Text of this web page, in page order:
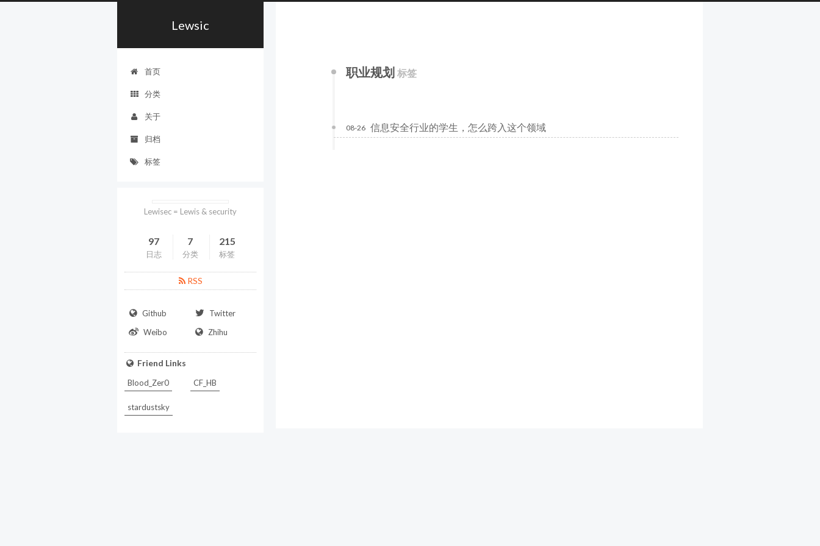
Lewsic
首页
分类
关于
归档
标签
职业规划 标签
信息安全行业的学生，怎么跨入这个领域
08-26
Lewisec = Lewis & security
97
日志
7
分类
215
标签
RSS
Github
Twitter
Weibo
Zhihu
Friend Links
Blood_Zer0 CF_HB
stardustsky